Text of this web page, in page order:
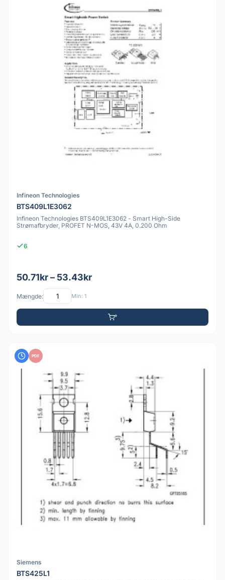
Infineon Technologies
BTS409L1E3062
Infineon Technologies BTS409L1E3062 - Smart High-Side
Strømafbryder, PROFET N-MOS, 43V 4A, 0.200 Ohm
6
50.71kr – 53.43kr
Mængde: Min: 1
PDF
Siemens
BTS425L1